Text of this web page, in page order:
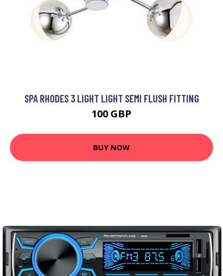
SPA RHODES 3 LIGHT LIGHT SEMI FLUSH FITTING
100 GBP
BUY NOW